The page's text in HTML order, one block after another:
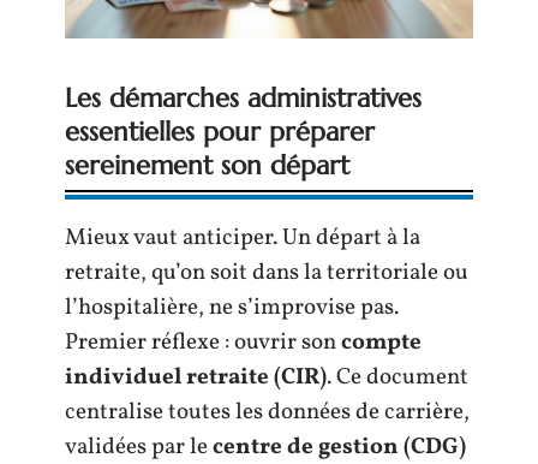
Les démarches administratives
essentielles pour préparer
sereinement son départ
Mieux vaut anticiper. Un départ à la
retraite, qu’on soit dans la territoriale ou
l’hospitalière, ne s’improvise pas.
Premier réflexe : ouvrir soncompte
individuel retraite (CIR). Ce document
centralise toutes les données de carrière,
validées par lecentre de gestion (CDG)